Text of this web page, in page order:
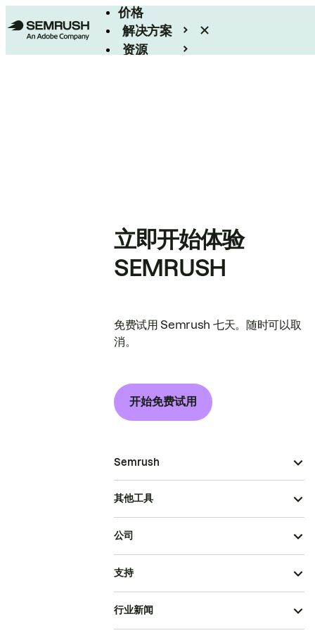
价格
解决方案
资源
立即开始体验
SEMRUSH
免费试用 Semrush 七天。随时可以取
消。
开始免费试用
Semrush
其他工具
公司
支持
行业新闻